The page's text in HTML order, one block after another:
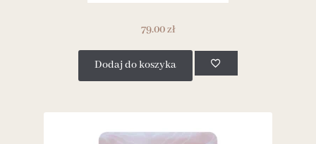
79.00zł
Dodaj do koszyka